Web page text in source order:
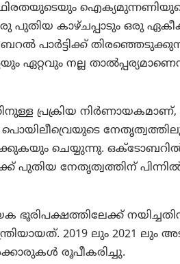
സ്ഥിരതയുടെയും
കാഴ്ചപ്പാടും ഒരു
പാർട്ടിക്ക്
ഏറ്റവും നല്ല
പ്രക്രിയ
ചെയ്യുന്നു.
പുതിയ നേതൃത്വത്തിന്
ഭൂരിപക്ഷത്തിലേക്ക്
2019 ലും 2021 ലും
രൂപീകരിച്ചു.